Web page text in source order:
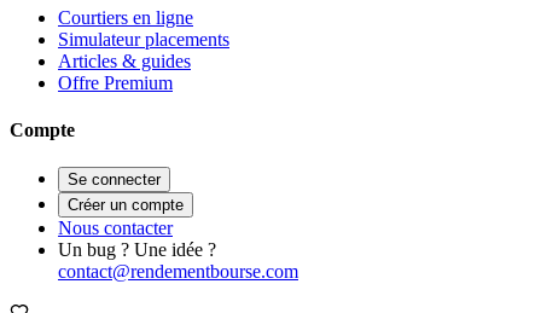
Courtiers en ligne
Simulateur placements
Articles & guides
Offre Premium
Compte
Se connecter
Créer un compte
Nous contacter
Un bug ? Une idée ?
contact@rendementbourse.com